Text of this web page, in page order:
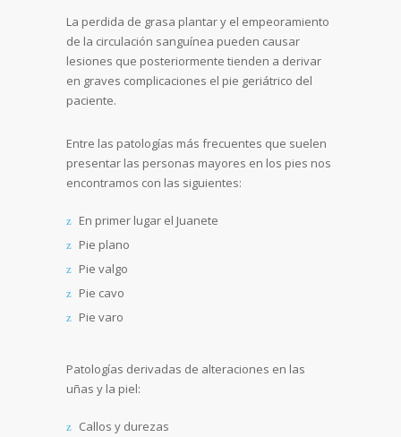
La perdida de grasa plantar y el empeoramiento
de la circulación sanguínea pueden causar
lesiones que posteriormente tienden a derivar
en graves complicaciones el pie geriátrico del
paciente.
Entre las patologías más frecuentes que suelen
presentar las personas mayores en los pies nos
encontramos con las siguientes:
En primer lugar el Juanete
Pie plano
Pie valgo
Pie cavo
Pie varo
Patologías derivadas de alteraciones en las
uñas y la piel:
Callos y durezas